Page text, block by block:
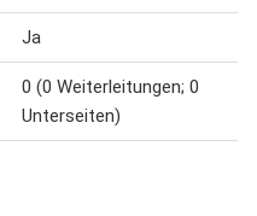
Ja
0 (0 Weiterleitungen; 0
Unterseiten)